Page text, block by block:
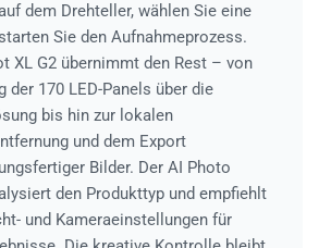
dem Drehteller, wählen Sie eine
Sie den Aufnahmeprozess.
XL G2 übernimmt den Rest – von
der 170 LED-Panels über die
bis hin zur lokalen
und dem Export
Bilder. Der AI Photo
den Produkttyp und empfiehlt
und Kameraeinstellungen für